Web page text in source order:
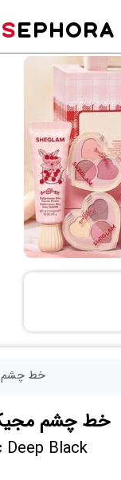
SEPHORA
خط چشم
خط چشم
Deep Black